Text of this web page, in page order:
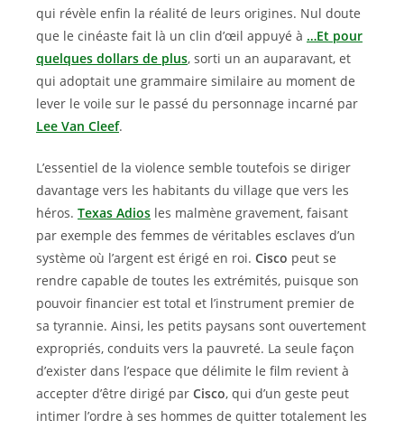
qui révèle enfin la réalité de leurs origines. Nul doute
que le cinéaste fait là un clin d’œil appuyé à …Et pour
quelques dollars de plus, sorti un an auparavant, et
qui adoptait une grammaire similaire au moment de
lever le voile sur le passé du personnage incarné par
Lee Van Cleef.
L’essentiel de la violence semble toutefois se diriger
davantage vers les habitants du village que vers les
héros. Texas Adios les malmène gravement, faisant
par exemple des femmes de véritables esclaves d’un
système où l’argent est érigé en roi. Cisco peut se
rendre capable de toutes les extrémités, puisque son
pouvoir financier est total et l’instrument premier de
sa tyrannie. Ainsi, les petits paysans sont ouvertement
expropriés, conduits vers la pauvreté. La seule façon
d’exister dans l’espace que délimite le film revient à
accepter d’être dirigé par Cisco, qui d’un geste peut
intimer l’ordre à ses hommes de quitter totalement les